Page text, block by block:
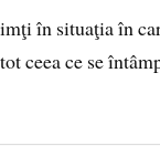
în situaţia în
ceea ce se